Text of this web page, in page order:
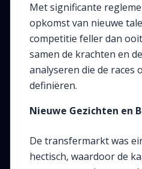
Met significante
opkomst van nieuwe
competitie feller dan
samen de krachten en
analyseren die de races
definiëren.
Nieuwe Gezichten en
De transfermarkt was
hectisch, waardoor de